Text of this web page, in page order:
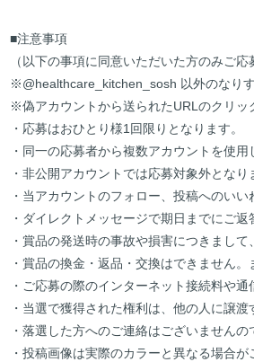
■注意事項
（以下の事項に同意いただいた方のみご応
※@healthcare_kitchen_sosh 以外のなり
※偽アカウントから送られたURLのクリッ
・応募はおひとり様1回限りとなります。
・同一の応募者から複数アカウントを使
・非公開アカウントでは応募対象外となり
・当アカウントのフォロー、投稿へのい
・ダイレクトメッセージで期日までにご
・賞品の発送時の事故や損害につきまして
・賞品の換金・返品・交換はできません
・ご応募の際のインターネット接続料や
・当選で獲得された権利は、他の人に譲渡
・落選した方へのご連絡はございませんの
・投稿画像は実際のカラーと異なる場合が